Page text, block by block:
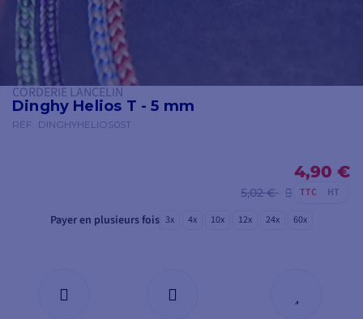
CORDERIE LANCELIN
Dinghy Helios T - 5 mm
RÉF. DINGHYHELIOS05T
4,90 €
5,02 € TTC HT
Payer en plusieurs fois 3x 4x 10x 12x 24x 60x